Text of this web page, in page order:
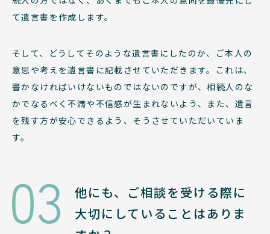
て遺言書を作成します。
そして、どうしてそのような遺言書にしたのか、ご本人の
意思や考えを遺言書に記載させていただきます。これは、
書かなければいけないものではないのですが、相続人のな
かでなるべく不満や不信感が生まれないよう、また、遺言
を残す方が安心できるよう、そうさせていただいていま
す。
03
他にも、ご相談を受ける際に
大切にしていることはありま